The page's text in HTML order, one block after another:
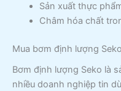
Sản xuất thực
Châm hóa chất
Mua bơm định lượng
Bơm định lượng Seko là
nhiều doanh nghiệp tin